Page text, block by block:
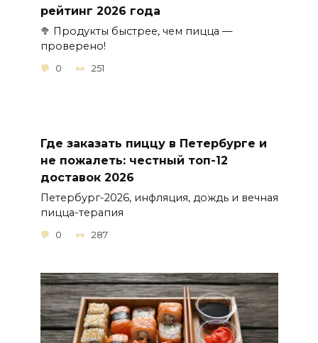
рейтинг 2026 года
🥦 Продукты быстрее, чем пицца —
проверено!
0 251
Где заказать пиццу в Петербурге и
не пожалеть: честный топ-12
доставок 2026
Петербург-2026, инфляция, дождь и вечная
пицца-терапия
0 287